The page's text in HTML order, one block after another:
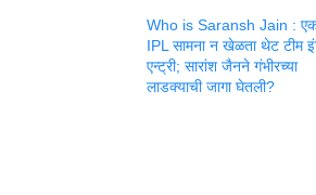
Who is Saransh Jain :
IPL सामना न खेळता थेट टीम
एन्ट्री; सारांश जैनने गंभीरच्या
लाडक्याची जागा घेतली?